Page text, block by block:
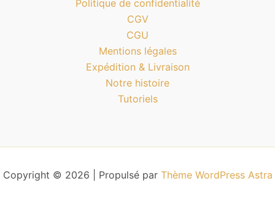
Politique de confidentialité
CGV
CGU
Mentions légales
Expédition & Livraison
Notre histoire
Tutoriels
Copyright © 2026 | Propulsé par Thème WordPress Astra